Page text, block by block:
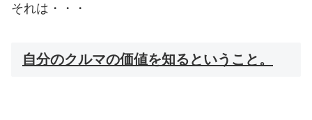
それは・・・
自分のクルマの価値を知るということ。